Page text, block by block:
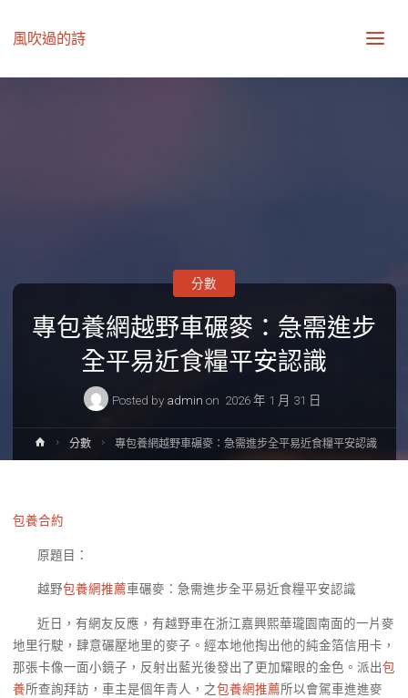
風吹過的詩
專包養網越野車碾麥：急需進步
全平易近食糧平安認識
Posted by admin on 2026 年 1 月 31 日
分數
Home分數 專包養網越野車碾麥：急需進步全平易近食糧平安認識
包養合約
原題目：
越野包養網推薦車碾麥：急需進步全平易近食糧平安認識
近日，有網友反應，有越野車在浙江嘉興熙華瓏園南面的一片麥
地里行駛，肆意碾壓地里的麥子。經本地他掏出他的純金箔信用卡，
那張卡像一面小鏡子，反射出藍光後發出了更加耀眼的金色。派出包
養所查詢拜訪，車主是個年青人，之包養網推薦所以會駕車進進麥